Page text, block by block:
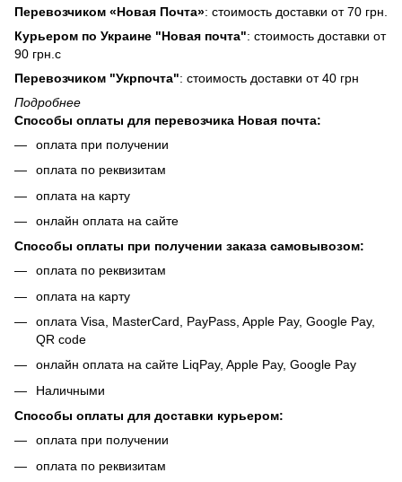
Перевозчиком «Новая Почта»: стоимость доставки от 70 грн.
Курьером по Украине "Новая почта": стоимость доставки от
90 грн.с
Перевозчиком "Укрпочта": стоимость доставки от 40 грн
Подробнее
Способы оплаты для перевозчика Новая почта:
оплата при получении
оплата по реквизитам
оплата на карту
онлайн оплата на сайте
Способы оплаты при получении заказа самовывозом:
оплата по реквизитам
оплата на карту
оплата Visa, MasterCard, PayPass, Apple Pay, Google Pay,
QR code
онлайн оплата на сайте LiqPay, Apple Pay, Google Pay
Наличными
Способы оплаты для доставки курьером:
оплата при получении
оплата по реквизитам